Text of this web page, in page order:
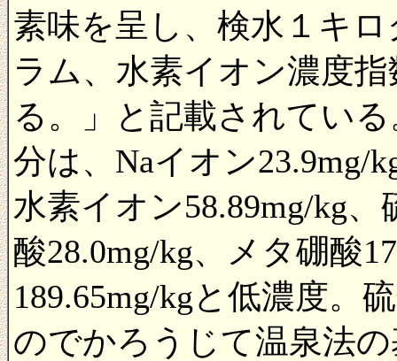
素味を呈し、検水１キ
ラム、水素イオン濃度
る。」と記載されてい
分は、Naイオン23.9mg/
水素イオン58.89mg/kg
酸28.0mg/kg、メタ硼酸
189.65mg/kgと低濃度。
のでかろうじて温泉法